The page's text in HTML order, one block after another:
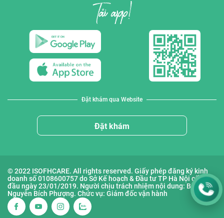
Đặt khám qua Website
Đặt khám
© 2022 ISOFHCARE. All rights reserved. Giấy phép đăng ký kinh
doanh số 0108600757 do Sở Kế hoạch & Đầu tư TP Hà Nội cấp lần
đầu ngày 23/01/2019. Người chịu trách nhiệm nội dung: Bà
Nguyễn Bích Phượng. Chức vụ: Giám đốc vận hành